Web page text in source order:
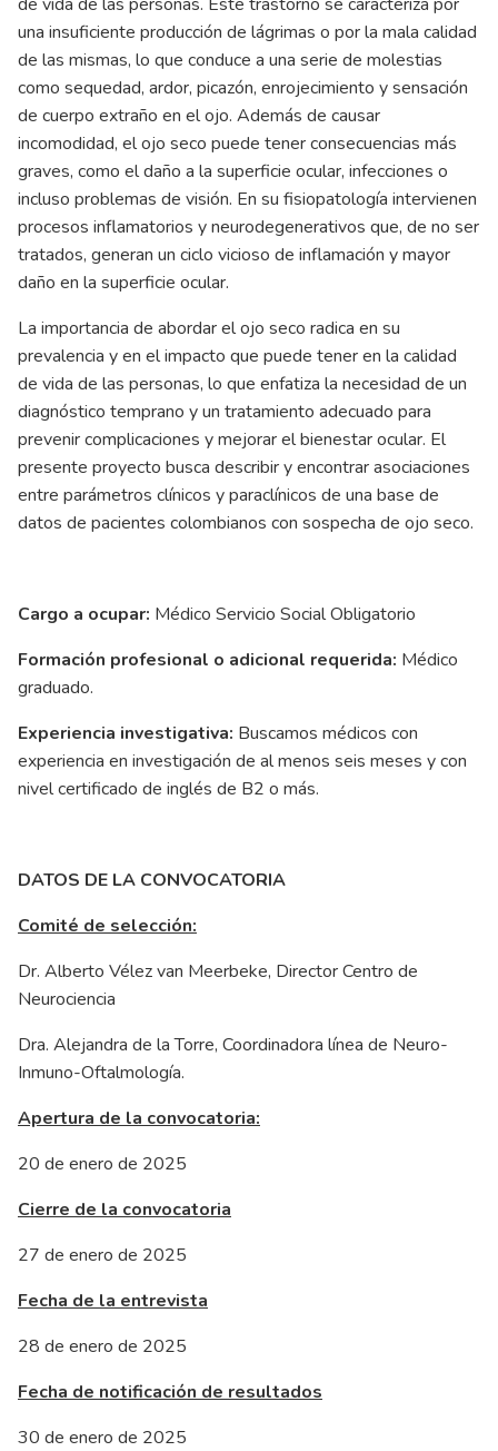
una insuficiente producción de lágrimas o por la mala calidad
de las mismas, lo que conduce a una serie de molestias
como sequedad, ardor, picazón, enrojecimiento y sensación
de cuerpo extraño en el ojo. Además de causar
incomodidad, el ojo seco puede tener consecuencias más
graves, como el daño a la superficie ocular, infecciones o
incluso problemas de visión. En su fisiopatología intervienen
procesos inflamatorios y neurodegenerativos que, de no ser
tratados, generan un ciclo vicioso de inflamación y mayor
daño en la superficie ocular.
La importancia de abordar el ojo seco radica en su
prevalencia y en el impacto que puede tener en la calidad
de vida de las personas, lo que enfatiza la necesidad de un
diagnóstico temprano y un tratamiento adecuado para
prevenir complicaciones y mejorar el bienestar ocular. El
presente proyecto busca describir y encontrar asociaciones
entre parámetros clínicos y paraclínicos de una base de
datos de pacientes colombianos con sospecha de ojo seco.
Cargo a ocupar: Médico Servicio Social Obligatorio
Formación profesional o adicional requerida: Médico
graduado.
Experiencia investigativa: Buscamos médicos con
experiencia en investigación de al menos seis meses y con
nivel certificado de inglés de B2 o más.
DATOS DE LA CONVOCATORIA
Comité de selección:
Dr. Alberto Vélez van Meerbeke, Director Centro de
Neurociencia
Dra. Alejandra de la Torre, Coordinadora línea de Neuro-
Inmuno-Oftalmología.
Apertura de la convocatoria:
20 de enero de 2025
Cierre de la convocatoria
27 de enero de 2025
Fecha de la entrevista
28 de enero de 2025
Fecha de notificación de resultados
30 de enero de 2025